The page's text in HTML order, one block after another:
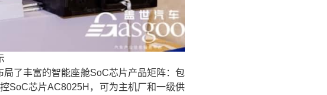
了丰富的智能座舱SoC芯片产品矩阵：包
SoC芯片AC8025H，可为主机厂和一级供